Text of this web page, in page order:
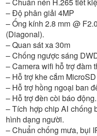
– Độ phân giải 4MP
– Ống kính 2.8 mm @
(Diagonal).
– Quan sát xa 30m
– Chống ngược sáng
– Camera wifi hỗ trợ đàm
– Hỗ trợ khe cắm
– Hỗ trợ hồng ngoại ban
– Hỗ trợ đèn còi báo động.
– Tích hợp chip AI chống
hình dạng người.
– Chuẩn chống mưa, bụi